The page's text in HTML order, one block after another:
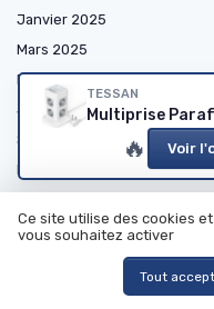
TESSAN
Multiprise
🔥 Voir
Janvier 2025
Mars 2025
Mai 2025
Juillet 2025
Septembre 2025
Novembre 2025
Mars 2026
Ce site utilise des cookies
vous souhaitez activer
Tout